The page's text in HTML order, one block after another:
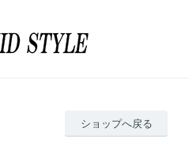
ショップへ戻る